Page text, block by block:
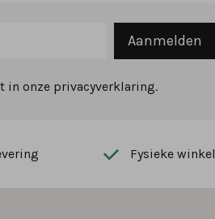
Aanmelden
in onze privacyverklaring.
Fysieke winkel